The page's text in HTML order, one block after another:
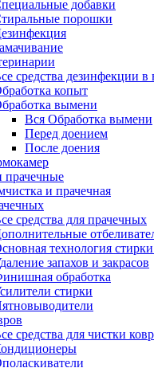
добавки
порошки
средства дезинфекции в
копыт
вымени
Вся Обработка вымени
Перед доением
После доения
прачечные
и прачечная
средства для прачечных
технология
запахов и закрасов
обработка
стирки
средства для чистки